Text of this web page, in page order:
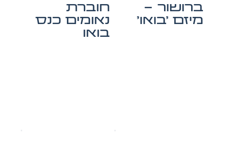
ברושור -
מיזם 'בואו'
חוברת
נאומים כנס
בואו